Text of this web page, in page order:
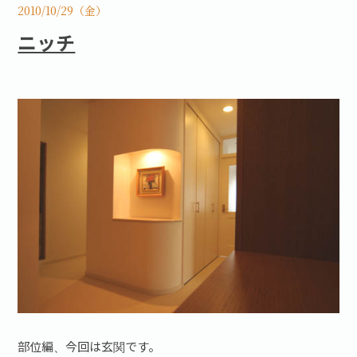
2010/10/29（金）
ニッチ
部位編、今回は玄関です。